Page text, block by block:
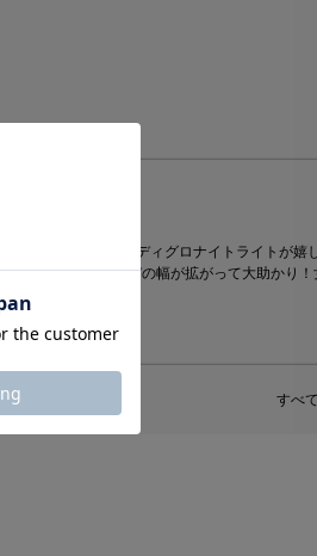
も有り何よりインディグロナイトライトが嬉
けの筈が服装選びの幅が拡がって大助かり
すべ